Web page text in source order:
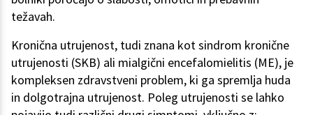
težavah.
Kronična utrujenost, tudi znana kot sindrom kronične
utrujenosti (SKB) ali mialgični encefalomielitis (ME), je
kompleksen zdravstveni problem, ki ga spremlja huda
in dolgotrajna utrujenost. Poleg utrujenosti se lahko